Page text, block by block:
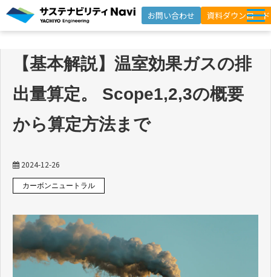
お問い合わせ 資料ダウンロード
選ばれる理由
支援事例
セミナー
【基本解説】温室効果ガスの排
出量算定。 Scope1,2,3の概要
から算定方法まで
2024-12-26
カーボンニュートラル